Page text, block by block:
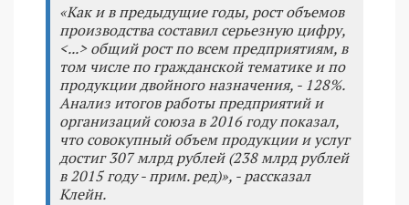
«Как и в предыдущие годы, рост объемов
производства составил серьезную цифру,
<...> общий рост по всем предприятиям, в
том числе по гражданской тематике и по
продукции двойного назначения, - 128%.
Анализ итогов работы предприятий и
организаций союза в 2016 году показал,
что совокупный объем продукции и услуг
достиг 307 млрд рублей (238 млрд рублей
в 2015 году - прим. ред)», - рассказал
Клейн.